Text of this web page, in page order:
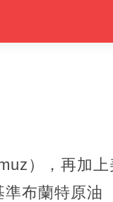
），再加
布蘭特原油